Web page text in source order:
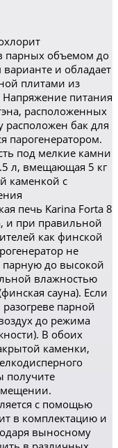
парных объемом до
и обладает
плитами из
Напряжение питания
расположенных
расположен бак для
парогенератором.
под мелкие камни
л, вмещающая 5 кг
каменкой с
печь Karina Forta 8
и при правильной
как финской
не
парную до высокой
влажностью
сауна). Если
парной
до режима
В обоих
каменки,
получите
с помощью
в комплектацию и
выносному